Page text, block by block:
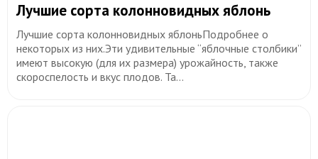
​Лучшие сорта колонновидных яблонь
Лучшие сорта колонновидных яблоньПодробнее о
некоторых из них.Эти удивительные “яблочные столбики”
имеют высокую (для их размера) урожайность, также
скороспелость и вкус плодов. Та...